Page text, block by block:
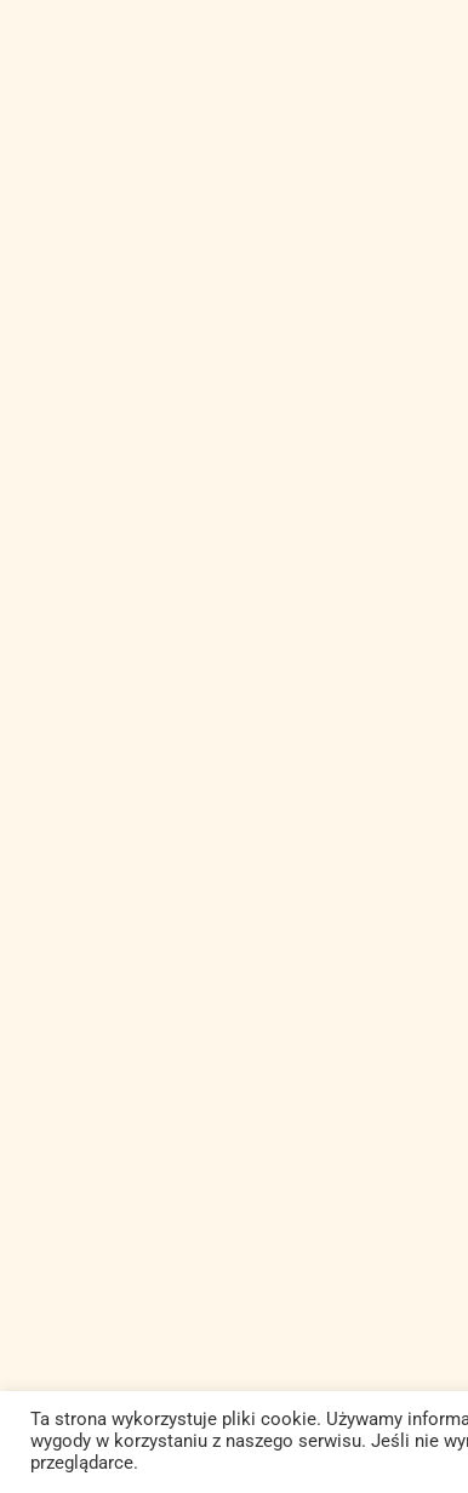
Ta strona wykorzystuje pliki cookie. Używamy
wygody w korzystaniu z naszego serwisu. Jeśli nie
przeglądarce.